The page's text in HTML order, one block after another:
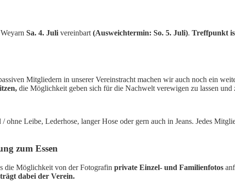
Sa. 4. Juli vereinbart (Ausweichtermin: So. 5. Juli). Treffpunkt
Mitgliedern in unserer Vereinstracht machen wir auch noch ein
die Möglichkeit geben sich für die Nachwelt verewigen zu lassen und
Leibe, Lederhose, langer Hose oder gern auch in Jeans. Jedes
zum Essen
die Möglichkeit von der Fotografin private Einzel- und Familienfotos
dabei der Verein.